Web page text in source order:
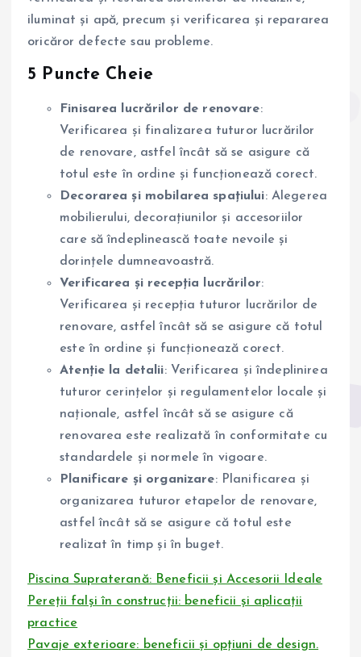
iluminat și apă, precum și verificarea și repararea
oricăror defecte sau probleme.
5 Puncte Cheie
Finisarea lucrărilor de renovare:
Verificarea și finalizarea tuturor lucrărilor
de renovare, astfel încât să se asigure că
totul este în ordine și funcționează corect.
Decorarea și mobilarea spațiului: Alegerea
mobilierului, decorațiunilor și accesoriilor
care să îndeplinească toate nevoile și
dorințele dumneavoastră.
Verificarea și recepția lucrărilor:
Verificarea și recepția tuturor lucrărilor de
renovare, astfel încât să se asigure că totul
este în ordine și funcționează corect.
Atenție la detalii: Verificarea și îndeplinirea
tuturor cerințelor și regulamentelor locale și
naționale, astfel încât să se asigure că
renovarea este realizată în conformitate cu
standardele și normele în vigoare.
Planificare și organizare: Planificarea și
organizarea tuturor etapelor de renovare,
astfel încât să se asigure că totul este
realizat în timp și în buget.
Piscina Supraterană: Beneficii și Accesorii Ideale
Pereții falși în construcții: beneficii și aplicații
practice
Pavaje exterioare: beneficii și opțiuni de design.